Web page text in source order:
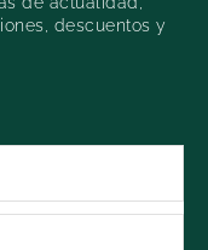
descuentos y